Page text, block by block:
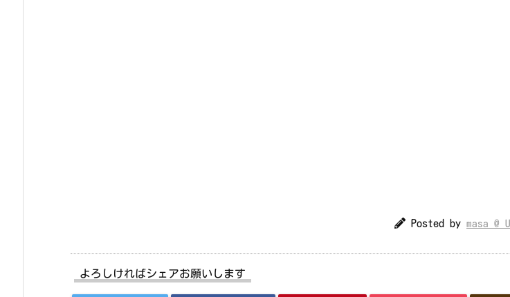
Posted by masa @
よろしければシェアお願いします